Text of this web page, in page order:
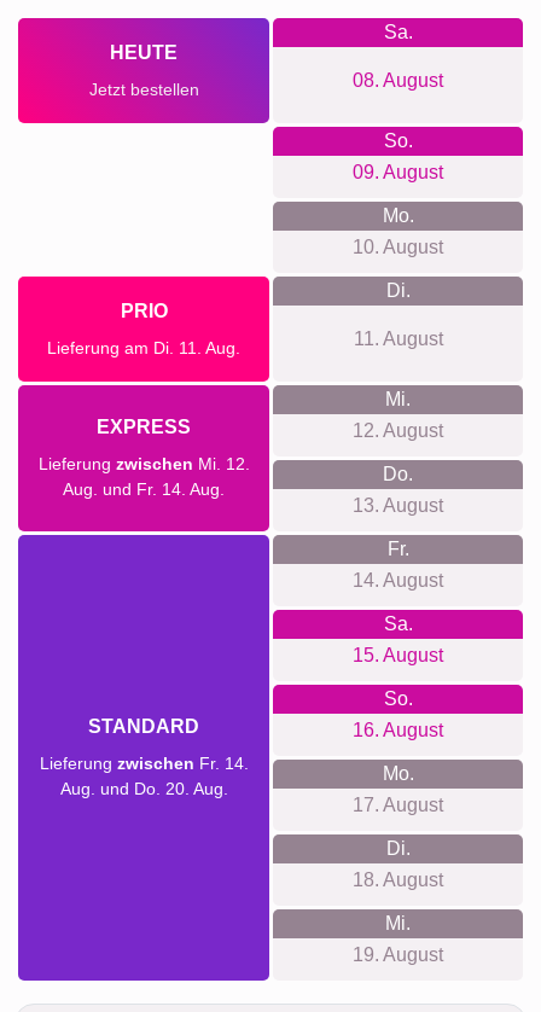
Für jeden Anlass was dabei...
Deine Urlaubscollage ist ein perfektes Geschenk zu
besonderen Anlässen wie Geburtstagen, Jubiläen oder als
besinnliche Urlaubserinnerung. Du hast die Freiheit, sie
nach deinen Vorstellungen zu gestalten und deinen
Liebsten ein einzigartiges und individuelles Präsent zu
machen. Auch für dich selbst ist eine Urlaubscollage eine
tolle Möglichkeit, deinen Urlaub festzuhalten und erneut zu
Collage erstellen
Versandzeit und Liefervorschau
Wir möchten keine falschen Lieferversprechungen machen.
Mit unserer Liefervorschau kannst du jederzeit sehen, wann
dein Produkt geliefert wird, wenn du heute bestellst.
Mit unserem Prio Express-Versand könnte deine
Fotocollage gegen Aufpreis innerhalb von zwei Werktagen
bei dir sein (bei Auftragseingang vor 8 Uhr). Doch auch mit
dem Standardversand ist deine Collage – je nach Material –
innerhalb weniger Tage auf dem Weg zu dir.
Deine gesamte Sendung ist vollständig gegen
Transportschäden oder Verlust versichert.